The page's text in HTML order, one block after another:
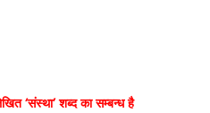
‘संस्था’ शब्द का सम्बन्ध है